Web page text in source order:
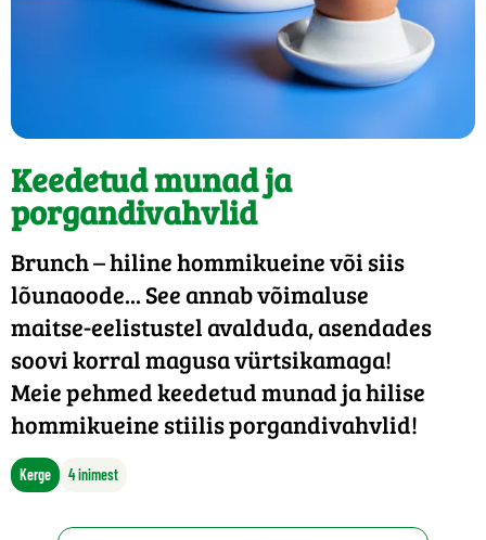
Keedetud munad ja
porgandivahvlid
Brunch – hiline hommikueine või siis
lõunaoode... See annab võimaluse
maitse-eelistustel avalduda, asendades
soovi korral magusa vürtsikamaga!
Meie pehmed keedetud munad ja hilise
hommikueine stiilis porgandivahvlid!
Kerge 4 inimest